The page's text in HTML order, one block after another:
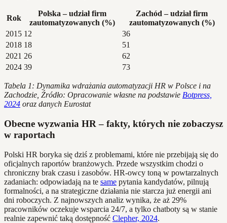
Rok
Polska – udział firm
zautomatyzowanych (%)
Zachód – udział firm
zautomatyzowanych (%)
2015 12
36
2018 18
51
2021 26
62
2024 39 73
Tabela 1: Dynamika wdrażania automatyzacji HR w Polsce i na
Zachodzie, Źródło: Opracowanie własne na podstawie Botpress,
2024 oraz danych Eurostat
Obecne wyzwania HR – fakty, których nie zobaczysz
w raportach
Polski HR boryka się dziś z problemami, które nie przebijają się do
oficjalnych raportów branżowych. Przede wszystkim chodzi o
chroniczny brak czasu i zasobów. HR-owcy toną w powtarzalnych
zadaniach: odpowiadają na te same pytania kandydatów, pilnują
formalności, a na strategiczne działania nie starcza już energii ani
dni roboczych. Z najnowszych analiz wynika, że aż 29%
pracowników oczekuje wsparcia 24/7, a tylko chatboty są w stanie
realnie zapewnić taką dostępność Clepher, 2024.